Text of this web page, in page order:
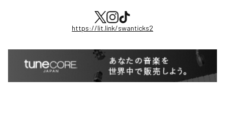
https://lit.link/swanticks2